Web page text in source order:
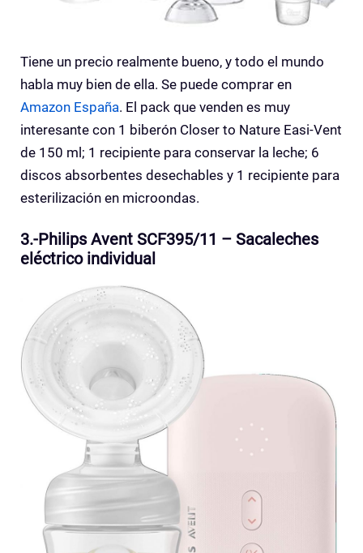
Tiene un precio realmente bueno, y todo el mundo
habla muy bien de ella. Se puede comprar en
Amazon España. El pack que venden es muy
interesante con 1 biberón Closer to Nature Easi-Vent
de 150 ml; 1 recipiente para conservar la leche; 6
discos absorbentes desechables y 1 recipiente para
esterilización en microondas.
3.-Philips Avent SCF395/11 – Sacaleches
eléctrico individual